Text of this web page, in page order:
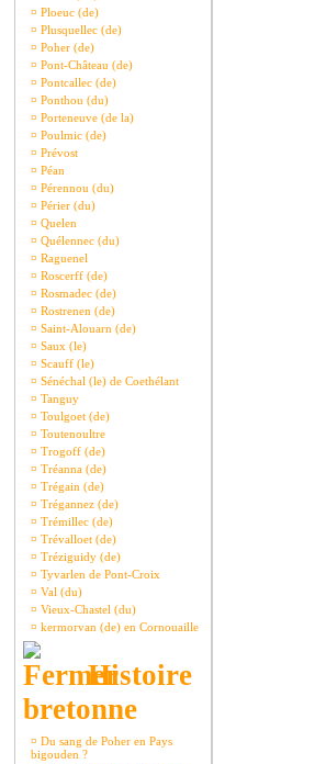
¤ Ploeuc (de)
¤ Plusquellec (de)
¤ Poher (de)
¤ Pont-Château (de)
¤ Pontcallec (de)
¤ Ponthou (du)
¤ Porteneuve (de la)
¤ Poulmic (de)
¤ Prévost
¤ Péan
¤ Pérennou (du)
¤ Périer (du)
¤ Quelen
¤ Quélennec (du)
¤ Raguenel
¤ Roscerff (de)
¤ Rosmadec (de)
¤ Rostrenen (de)
¤ Saint-Alouarn (de)
¤ Saux (le)
¤ Scauff (le)
¤ Sénéchal (le) de Coethélant
¤ Tanguy
¤ Toulgoet (de)
¤ Toutenoultre
¤ Trogoff (de)
¤ Tréanna (de)
¤ Trégain (de)
¤ Trégannez (de)
¤ Trémillec (de)
¤ Trévalloet (de)
¤ Tréziguidy (de)
¤ Tyvarlen de Pont-Croix
¤ Val (du)
¤ Vieux-Chastel (du)
¤ kermorvan (de) en Cornouaille
Histoire
bretonne
¤ Du sang de Poher en Pays
bigouden ?